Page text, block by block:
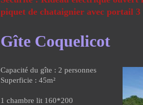
piquet de chataignier avec portail 3
Gîte Coquelicot
Capacité du gîte : 2 personnes
Superficie : 45m²
1 chambre lit 160*200